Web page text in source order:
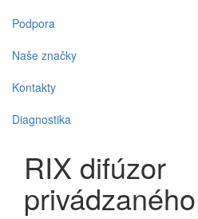
Podpora
Naše značky
Kontakty
Diagnostika
RIX difúzor